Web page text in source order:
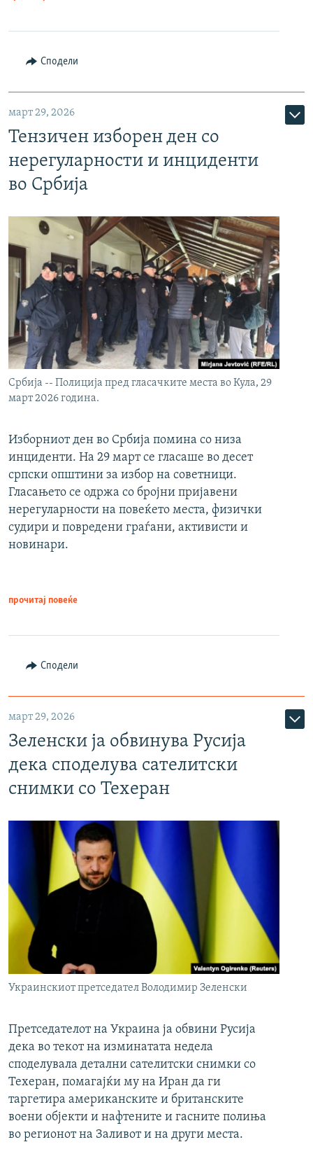
Сподели
март 29, 2026
Тензичен изборен ден со
нерегуларности и инциденти
во Србија
Србија -- Полиција пред гласачките места во Кула, 29
март 2026 година.
Изборниот ден во Србија помина со низа
инциденти. На 29 март се гласаше во десет
српски општини за избор на советници.
Гласањето се одржа со бројни пријавени
нерегуларности на повеќето места, физички
судири и повредени граѓани, активисти и
новинари.
прочитај повеќе
Сподели
март 29, 2026
Зеленски ја обвинува Русија
дека споделува сателитски
снимки со Техеран
Украинскиот претседател Володимир Зеленски
Претседателот на Украина ја обвини Русија
дека во текот на изминатата недела
споделувала детални сателитски снимки со
Техеран, помагајќи му на Иран да ги
таргетира американските и британските
воени објекти и нафтените и гасните полиња
во регионот на Заливот и на други места.